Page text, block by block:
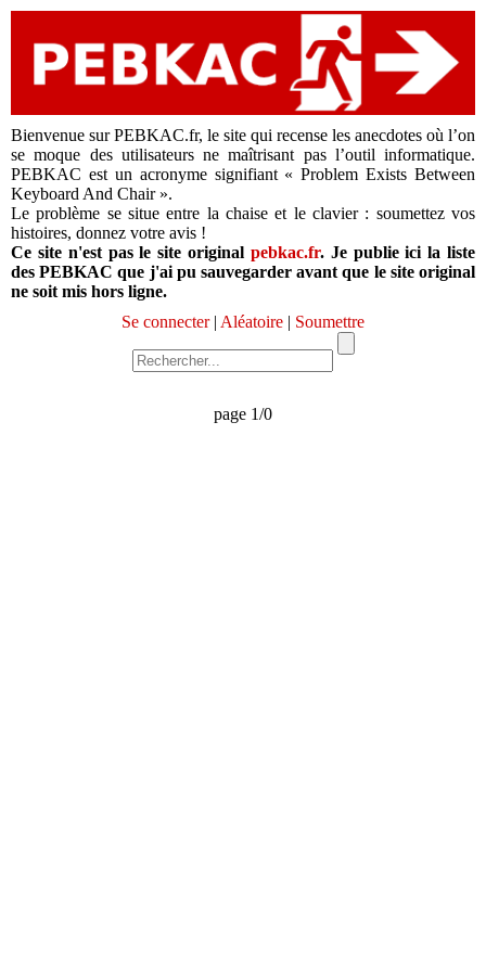
Bienvenue sur PEBKAC.fr, le site qui recense les anecdotes où l’on
se moque des utilisateurs ne maîtrisant pas l’outil informatique.
PEBKAC est un acronyme signifiant « Problem Exists Between
Keyboard And Chair ».
Le problème se situe entre la chaise et le clavier : soumettez vos
histoires, donnez votre avis !
Ce site n'est pas le site original pebkac.fr. Je publie ici la liste
des PEBKAC que j'ai pu sauvegarder avant que le site original
ne soit mis hors ligne.
Se connecter| Aléatoire | Soumettre
page 1/0